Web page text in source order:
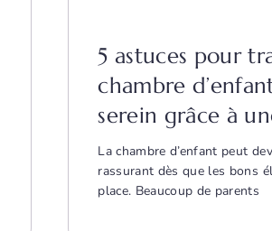
5 astuces pour
chambre
serein grâce à
La chambre d’enfant peut
rassurant dès que les bons
place. Beaucoup de parents